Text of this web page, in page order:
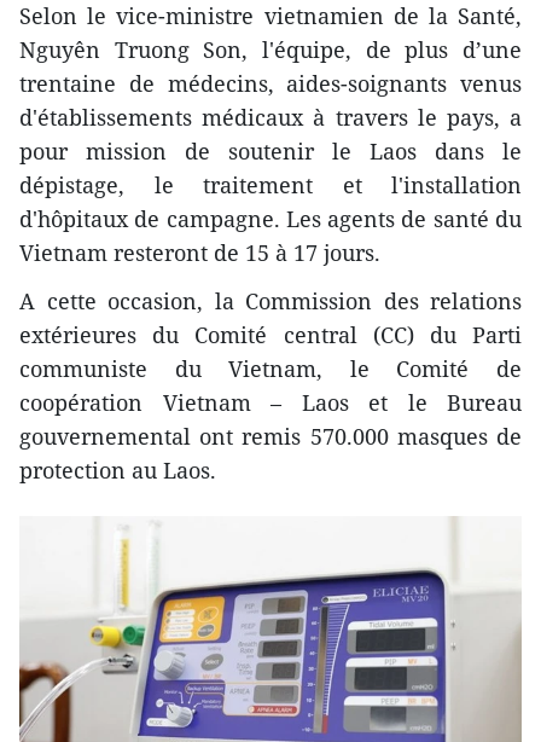
Selon le vice-ministre vietnamien de la Santé,
Nguyên Truong Son, l'équipe, de plus d’une
trentaine de médecins, aides-soignants venus
d'établissements médicaux à travers le pays, a
pour mission de soutenir le Laos dans le
dépistage, le traitement et l'installation
d'hôpitaux de campagne. Les agents de santé du
Vietnam resteront de 15 à 17 jours.
A cette occasion, la Commission des relations
extérieures du Comité central (CC) du Parti
communiste du Vietnam, le Comité de
coopération Vietnam – Laos et le Bureau
gouvernemental ont remis 570.000 masques de
protection au Laos.